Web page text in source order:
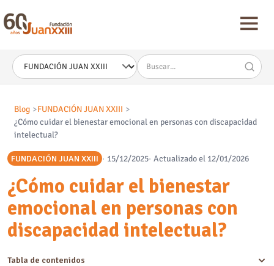
este
sitio
incluye
sistema
accesibilidad.
Blog
FUNDACIÓN JUAN XXIII
¿Cómo cuidar el bienestar emocional en personas con discapacidad
intelectual?
FUNDACIÓN JUAN XXIII 15/12/2025 Actualizado el 12/01/2026
¿Cómo cuidar el bienestar
emocional en personas con
discapacidad intelectual?
Tabla de contenidos